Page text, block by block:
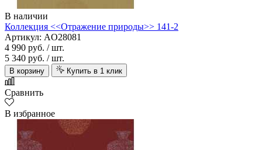
В наличии
Коллекция <<Отражение природы>> 141-2
Артикул: AO28081
4 990 руб. / шт.
5 340 руб. / шт.
В корзину Купить в 1 клик
Сравнить
В избранное